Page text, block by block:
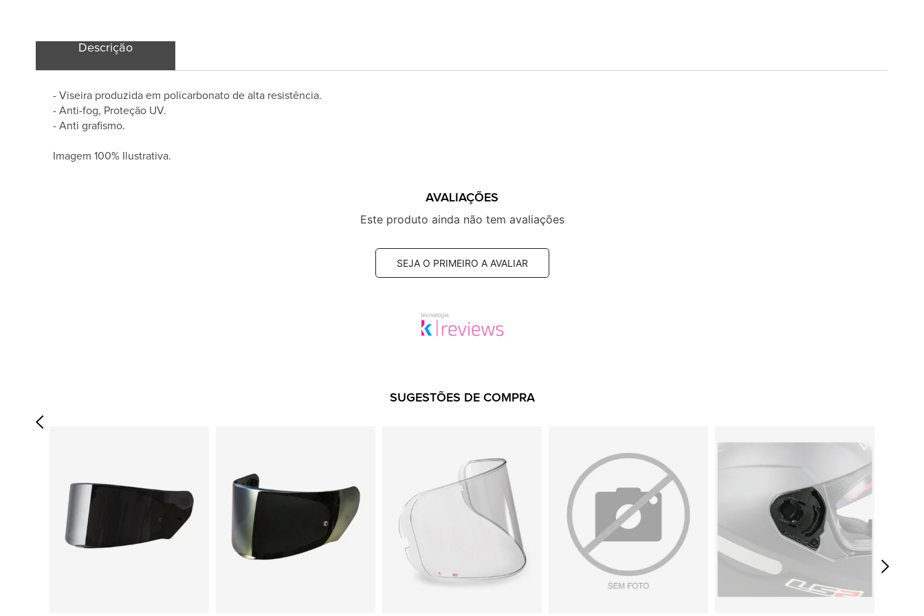
Descrição
- Viseira produzida em policarbonato de alta resistência.
- Anti-fog, Proteção UV.
- Anti grafismo.
Imagem 100% Ilustrativa.
AVALIAÇÕES
Este produto ainda não tem avaliações
SEJA O PRIMEIRO A AVALIAR
SUGESTÕES DE COMPRA